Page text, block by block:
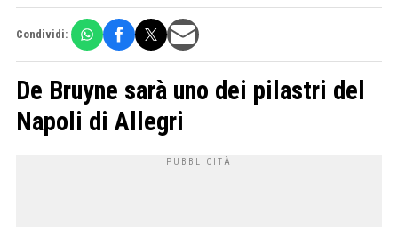
Condividi:
De Bruyne sarà uno dei pilastri del
Napoli di Allegri